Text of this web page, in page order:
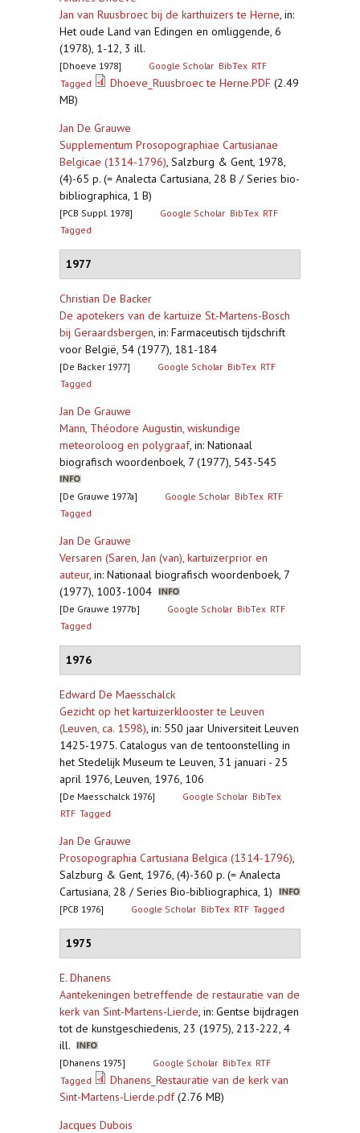
Jan van Ruusbroec bij de karthuizers te Herne, in:
Het oude Land van Edingen en omliggende, 6
(1978), 1-12, 3 ill.
[Dhoeve 1978] Google Scholar BibTex RTF
Tagged
Dhoeve_Ruusbroec te Herne.PDF (2.49
MB)
Jan De Grauwe
Supplementum Prosopographiae Cartusianae
Belgicae (1314-1796), Salzburg & Gent, 1978,
(4)-65 p. (= Analecta Cartusiana, 28 B / Series bio-
bibliographica, 1 B)
[PCB Suppl. 1978] Google Scholar BibTex RTF
Tagged
1977
Christian De Backer
De apotekers van de kartuize St.-Martens-Bosch
bij Geraardsbergen, in: Farmaceutisch tijdschrift
voor België, 54 (1977), 181-184
[De Backer 1977] Google Scholar BibTex RTF
Tagged
Jan De Grauwe
Mann, Théodore Augustin, wiskundige
meteoroloog en polygraaf, in: Nationaal
biografisch woordenboek, 7 (1977), 543-545
[De Grauwe 1977a] Google Scholar BibTex RTF
Tagged
Jan De Grauwe
Versaren (Saren, Jan (van), kartuizerprior en
auteur, in: Nationaal biografisch woordenboek, 7
(1977), 1003-1004
[De Grauwe 1977b] Google Scholar BibTex RTF
Tagged
1976
Edward De Maesschalck
Gezicht op het kartuizerklooster te Leuven
(Leuven, ca. 1598), in: 550 jaar Universiteit Leuven
1425-1975. Catalogus van de tentoonstelling in
het Stedelijk Museum te Leuven, 31 januari - 25
april 1976, Leuven, 1976, 106
[De Maesschalck 1976] Google Scholar BibTex
RTF Tagged
Jan De Grauwe
Prosopographia Cartusiana Belgica (1314-1796),
Salzburg & Gent, 1976, (4)-360 p. (= Analecta
Cartusiana, 28 / Series Bio-bibliographica, 1)
[PCB 1976] Google Scholar BibTex RTF Tagged
1975
E. Dhanens
Aantekeningen betreffende de restauratie van de
kerk van Sint-Martens-Lierde, in: Gentse bijdragen
tot de kunstgeschiedenis, 23 (1975), 213-222, 4
ill.
[Dhanens 1975] Google Scholar BibTex RTF
Tagged
Dhanens_Restauratie van de kerk van
Sint-Martens-Lierde.pdf(2.76 MB)
Jacques Dubois